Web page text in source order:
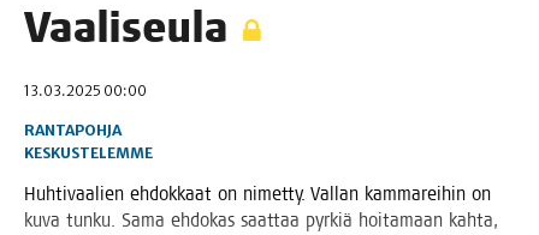
Vaa­li­seu­la
13.03.2025 00:00
RANTAPOHJA
KESKUSTELEMME
Huh­ti­vaa­lien ehdok­kaat on nimet­ty. Val­lan kam­ma­rei­hin on
kuva tun­ku. Sama ehdo­kas saat­taa pyr­kiä hoi­ta­maan kah­ta,